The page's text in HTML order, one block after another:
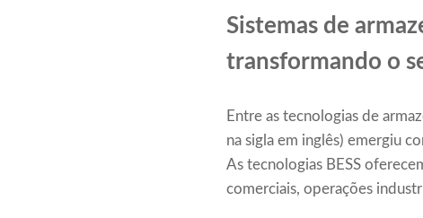
Sistemas de
transformando o
Entre as tecnologias de
na sigla em inglês) emergiu
As tecnologias BESS
comerciais, operações